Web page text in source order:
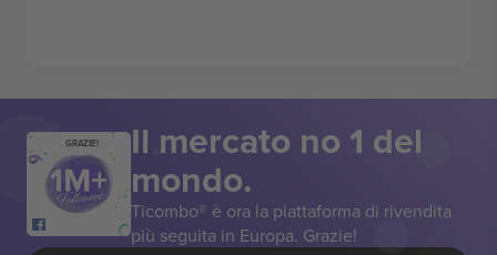
GRAZIE! Il mercato no 1 del
mondo.
Ticombo® è ora la piattaforma di rivendita
più seguita in Europa. Grazie!